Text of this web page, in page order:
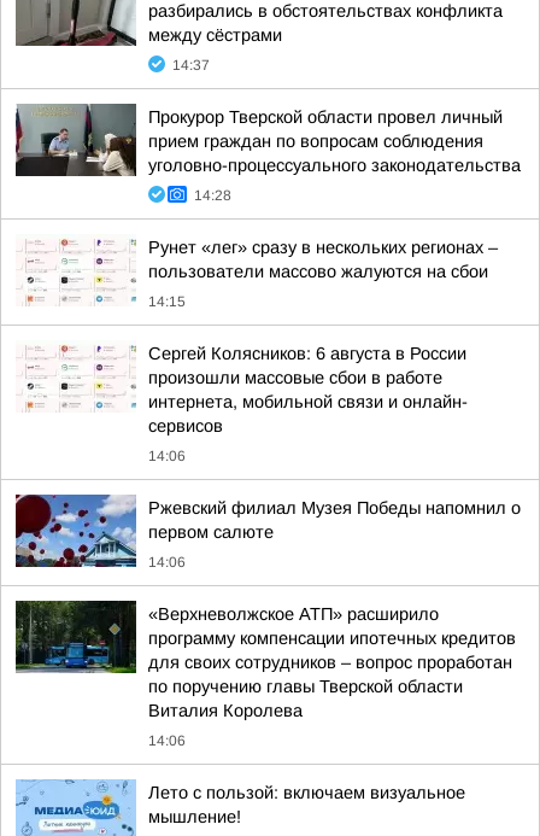
разбирались в обстоятельствах конфликта
между сёстрами
14:37
Прокурор Тверской области провел личный
прием граждан по вопросам соблюдения
уголовно-процессуального законодательства
14:28
Рунет «лег» сразу в нескольких регионах –
пользователи массово жалуются на сбои
14:15
Сергей Колясников: 6 августа в России
произошли массовые сбои в работе
интернета, мобильной связи и онлайн-
сервисов
14:06
Ржевский филиал Музея Победы напомнил о
первом салюте
14:06
«Верхневолжское АТП» расширило
программу компенсации ипотечных кредитов
для своих сотрудников – вопрос проработан
по поручению главы Тверской области
Виталия Королева
14:06
Лето с пользой: включаем визуальное
мышление!